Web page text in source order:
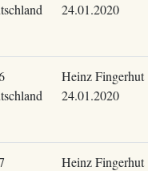
24.01.2020
Heinz Fingerhut
24.01.2020
Heinz Fingerhut